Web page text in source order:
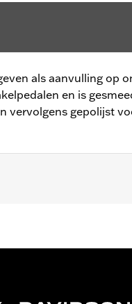
als aanvulling op
en is
vervolgens gepolijst